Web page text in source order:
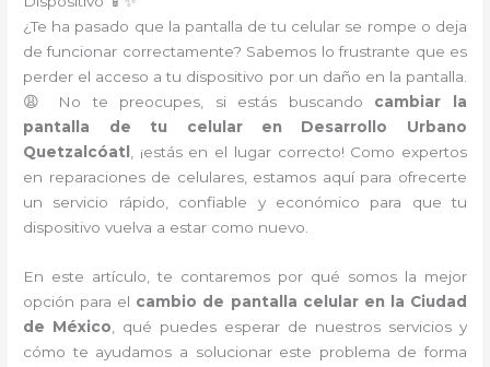
¿Te ha pasado que la pantalla de tu celular se rompe o deja
de funcionar correctamente? Sabemos lo frustrante que es
perder el acceso a tu dispositivo por un daño en la pantalla.
😩 No te preocupes, si estás buscando cambiar la
pantalla de tu celular en Desarrollo Urbano
Quetzalcóatl , ¡estás en el lugar correcto! Como expertos
en reparaciones de celulares, estamos aquí para ofrecerte
un servicio rápido, confiable y económico para que tu
dispositivo vuelva a estar como nuevo.
En este artículo, te contaremos por qué somos la mejor
opción para el cambio de pantalla celular en la Ciudad
de México , qué puedes esperar de nuestros servicios y
cómo te ayudamos a solucionar este problema de forma